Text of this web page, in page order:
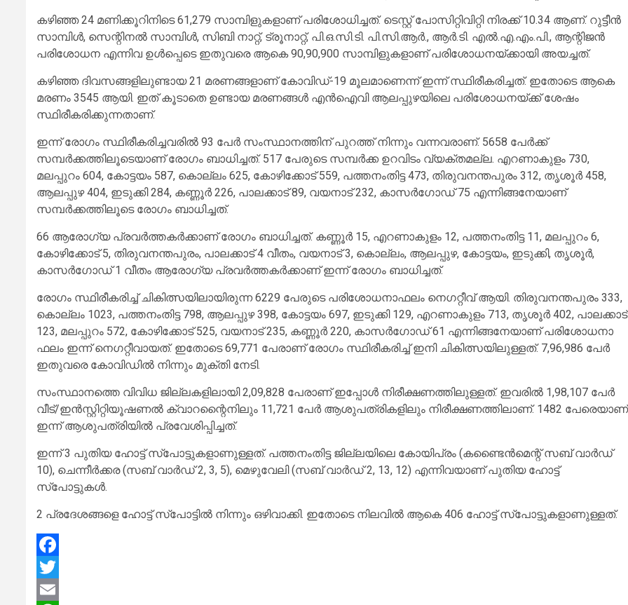
കഴിഞ്ഞ 24 മണിക്കൂറിനിടെ 61,279 സാമ്പിളുകളാണ് പരിശോധിച്ചത്. ടെസ്റ്റ് പോസിറ്റിവിറ്റി നിരക്ക് 10.34 ആണ്. റുട്ടീന്‍
സാമ്പിള്‍, സെന്റിനല്‍ സാമ്പിള്‍, സിബി നാറ്റ്, ട്രൂനാറ്റ്, പി.ഒ.സി.ടി. പി.സി.ആര്‍., ആര്‍.ടി. എല്‍.എ.എം.പി., ആന്റിജന്‍
പരിശോധന എന്നിവ ഉള്‍പ്പെടെ ഇതുവരെ ആകെ 90,90,900 സാമ്പിളുകളാണ് പരിശോധനയ്ക്കായി അയച്ചത്.
കഴിഞ്ഞ ദിവസങ്ങളിലുണ്ടായ 21 മരണങ്ങളാണ് കോവിഡ്-19 മൂലമാണെന്ന് ഇന്ന് സ്ഥിരീകരിച്ചത്. ഇതോടെ ആകെ
മരണം 3545 ആയി. ഇത് കൂടാതെ ഉണ്ടായ മരണങ്ങള്‍ എന്‍ഐവി ആലപ്പുഴയിലെ പരിശോധനയ്ക്ക് ശേഷം
സ്ഥിരീകരിക്കുന്നതാണ്.
ഇന്ന് രോഗം സ്ഥിരീകരിച്ചവരില്‍ 93 പേര്‍ സംസ്ഥാനത്തിന് പുറത്ത് നിന്നും വന്നവരാണ്. 5658 പേര്‍ക്ക്
സമ്പര്‍ക്കത്തിലൂടെയാണ് രോഗം ബാധിച്ചത്. 517 പേരുടെ സമ്പര്‍ക്ക ഉറവിടം വ്യക്തമല്ല. എറണാകുളം 730,
മലപ്പുറം 604, കോട്ടയം 587, കൊല്ലം 625, കോഴിക്കോട് 559, പത്തനംതിട്ട 473, തിരുവനന്തപുരം 312, തൃശൂര്‍ 458,
ആലപ്പുഴ 404, ഇടുക്കി 284, കണ്ണൂര്‍ 226, പാലക്കാട് 89, വയനാട് 232, കാസര്‍ഗോഡ് 75 എന്നിങ്ങനേയാണ്
സമ്പര്‍ക്കത്തിലൂടെ രോഗം ബാധിച്ചത്.
66 ആരോഗ്യ പ്രവര്‍ത്തകര്‍ക്കാണ് രോഗം ബാധിച്ചത്. കണ്ണൂര്‍ 15, എറണാകുളം 12, പത്തനംതിട്ട 11, മലപ്പുറം 6,
കോഴിക്കോട് 5, തിരുവനന്തപുരം, പാലക്കാട് 4 വീതം, വയനാട് 3, കൊല്ലം, ആലപ്പുഴ, കോട്ടയം, ഇടുക്കി, തൃശൂര്‍,
കാസര്‍ഗോഡ് 1 വീതം ആരോഗ്യ പ്രവര്‍ത്തകര്‍ക്കാണ് ഇന്ന് രോഗം ബാധിച്ചത്.
രോഗം സ്ഥിരീകരിച്ച് ചികിത്സയിലായിരുന്ന 6229 പേരുടെ പരിശോധനാഫലം നെഗറ്റീവ് ആയി. തിരുവനന്തപുരം 333,
കൊല്ലം 1023, പത്തനംതിട്ട 798, ആലപ്പുഴ 398, കോട്ടയം 697, ഇടുക്കി 129, എറണാകുളം 713, തൃശൂര്‍ 402, പാലക്കാട്
123, മലപ്പുറം 572, കോഴിക്കോട് 525, വയനാട് 235, കണ്ണൂര്‍ 220, കാസര്‍ഗോഡ് 61 എന്നിങ്ങനേയാണ് പരിശോധനാ
ഫലം ഇന്ന് നെഗറ്റീവായത്. ഇതോടെ 69,771 പേരാണ് രോഗം സ്ഥിരീകരിച്ച് ഇനി ചികിത്സയിലുള്ളത്. 7,96,986 പേര്‍
ഇതുവരെ കോവിഡില്‍ നിന്നും മുക്തി നേടി.
സംസ്ഥാനത്തെ വിവിധ ജില്ലകളിലായി 2,09,828 പേരാണ് ഇപ്പോള്‍ നിരീക്ഷണത്തിലുള്ളത്. ഇവരില്‍ 1,98,107 പേര്‍
വീട്/ഇന്‍സ്റ്റിറ്റിയൂഷണല്‍ ക്വാറന്റൈനിലും 11,721 പേര്‍ ആശുപത്രികളിലും നിരീക്ഷണത്തിലാണ്. 1482 പേരെയാണ്
ഇന്ന് ആശുപത്രിയില്‍ പ്രവേശിപ്പിച്ചത്.
ഇന്ന് 3 പുതിയ ഹോട്ട് സ്‌പോട്ടുകളാണുള്ളത്. പത്തനംതിട്ട ജില്ലയിലെ കോയിപ്രം (കണ്ടൈന്‍മെന്റ് സബ് വാര്‍ഡ്
10), ചെന്നീര്‍ക്കര (സബ് വാര്‍ഡ് 2, 3, 5), മെഴുവേലി (സബ് വാര്‍ഡ് 2, 13, 12) എന്നിവയാണ് പുതിയ ഹോട്ട്
സ്‌പോട്ടുകള്‍.
2 പ്രദേശങ്ങളെ ഹോട്ട് സ്‌പോട്ടില്‍ നിന്നും ഒഴിവാക്കി. ഇതോടെ നിലവില്‍ ആകെ 406 ഹോട്ട് സ്‌പോട്ടുകളാണുള്ളത്.
Facebook
Twitter